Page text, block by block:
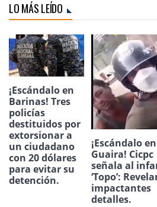
LO MÁS LEÍDO
¡Escándalo en
Barinas! Tres
policías
destituidos por
extorsionar a
un ciudadano
con 20 dólares
para evitar su
detención.
¡Escándalo
Guaira! Cicpc
señala al
‘Topo’:
impactantes
detalles.